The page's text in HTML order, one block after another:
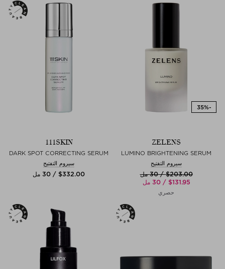
ZELENS
LUMINO BRIGHTENING SERUM
سيروم التفتيح
$‌203.00 / 30 مل
$‌131.95 / 30 مل
حصري
111SKIN
DARK SPOT CORRECTING SERUM
سيروم التفتيح
$‌332.00 / 30 مل